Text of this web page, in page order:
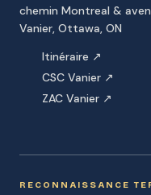
chemin Montreal &
Vanier, Ottawa, ON
Itinéraire ↗
CSC Vanier ↗
ZAC Vanier ↗
RECONNAISSANCE